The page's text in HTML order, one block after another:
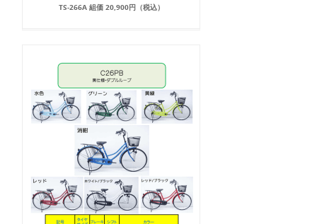
TS-266A 組価 20,900円（税込）